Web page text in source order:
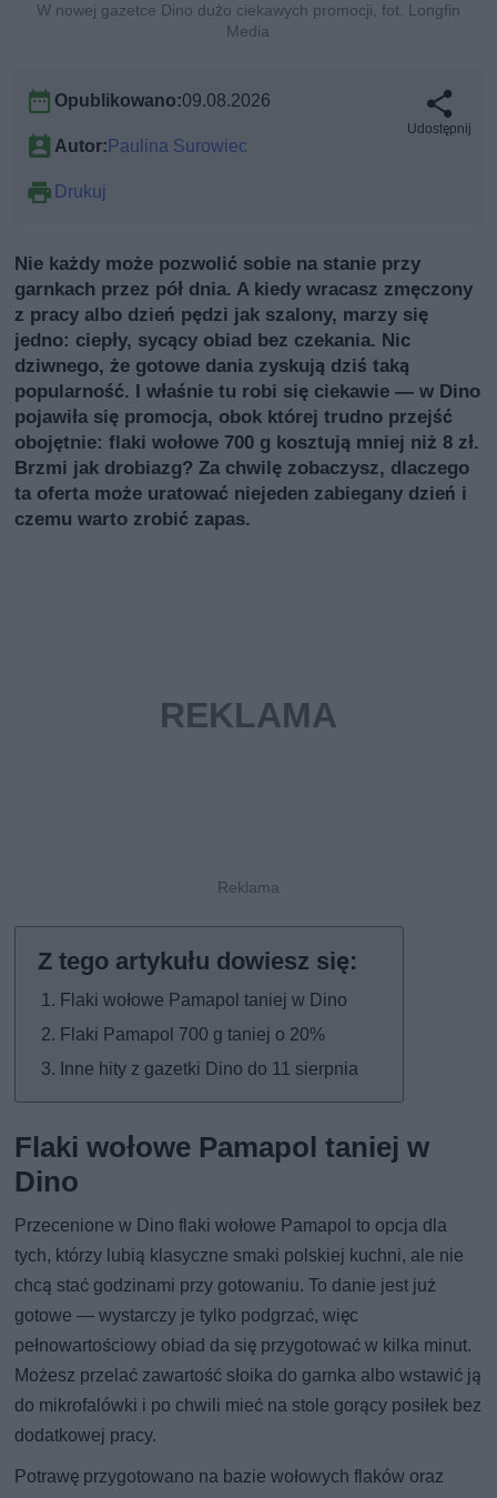
W nowej gazetce Dino dużo ciekawych promocji, fot. Longfin
Media
Opublikowano:09.08.2026
Autor: Paulina Surowiec
Drukuj
Udostępnij
Nie każdy może pozwolić sobie na stanie przy
garnkach przez pół dnia. A kiedy wracasz zmęczony
z pracy albo dzień pędzi jak szalony, marzy się
jedno: ciepły, sycący obiad bez czekania. Nic
dziwnego, że gotowe dania zyskują dziś taką
popularność. I właśnie tu robi się ciekawie — w Dino
pojawiła się promocja, obok której trudno przejść
obojętnie: flaki wołowe 700 g kosztują mniej niż 8 zł.
Brzmi jak drobiazg? Za chwilę zobaczysz, dlaczego
ta oferta może uratować niejeden zabiegany dzień i
czemu warto zrobić zapas.
Flaki wołowe Pamapol taniej w Dino
Flaki Pamapol 700 g taniej o 20%
Inne hity z gazetki Dino do 11 sierpnia
Flaki wołowe Pamapol taniej w
Dino
Przecenione w Dino flaki wołowe Pamapol to opcja dla
tych, którzy lubią klasyczne smaki polskiej kuchni, ale nie
chcą stać godzinami przy gotowaniu. To danie jest już
gotowe — wystarczy je tylko podgrzać, więc
pełnowartościowy obiad da się przygotować w kilka minut.
Możesz przelać zawartość słoika do garnka albo wstawić ją
do mikrofalówki i po chwili mieć na stole gorący posiłek bez
dodatkowej pracy.
Potrawę przygotowano na bazie wołowych flaków oraz